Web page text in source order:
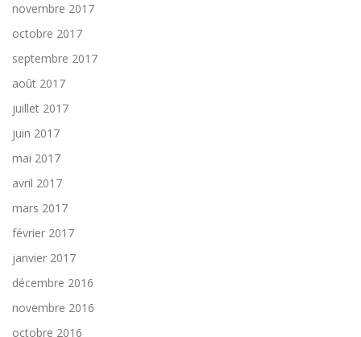
novembre 2017
octobre 2017
septembre 2017
août 2017
juillet 2017
juin 2017
mai 2017
avril 2017
mars 2017
février 2017
janvier 2017
décembre 2016
novembre 2016
octobre 2016